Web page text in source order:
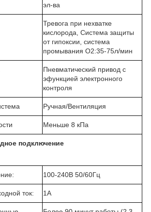
эл-ва
Тревога при нехватке
кислорода, Система защиты
от гипоксии, система
промывания О2:35-75л/мин
Пневматический привод с
эфункцией электронного
контроля
Ручная/Вентиляция
Меньше 8 кПа
подключение
100-240В 50/60Гц
ток: 1А